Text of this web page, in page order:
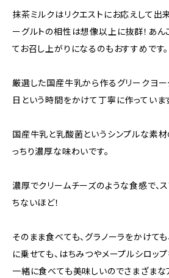
抹茶ミルクはリクエストにお応えして出
ーグルトの相性は想像以上に抜群！あん
てお召し上がりになるのもおすすめです。
厳選した国産牛乳から作るグリークヨ
日という時間をかけて丁寧に作っていま
国産牛乳と乳酸菌というシンプルな素材
っちり濃厚な味わいです。
濃厚でクリームチーズのような食感で、
ちないほど！
そのまま食べても、グラノーラをかけても
に乗せても、はちみつやメープルシロッ
一緒に食べても美味しいのでさまざまな